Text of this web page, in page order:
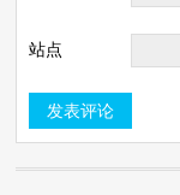
站点